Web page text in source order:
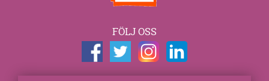
FÖLJ OSS